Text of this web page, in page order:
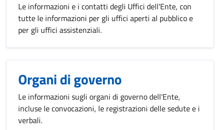
Le informazioni e i contatti degli Uffici dell'Ente, con
tutte le informazioni per gli uffici aperti al pubblico e
per gli uffici assistenziali.
Organi di governo
Le informazioni sugli organi di governo dell'Ente,
incluse le convocazioni, le registrazioni delle sedute e i
verbali.